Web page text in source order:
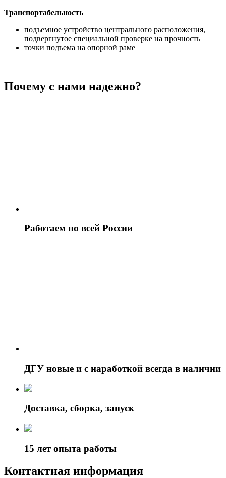
Транспортабельность
подъемное устройство центрального расположения,
подвергнутое специальной проверке на прочность
точки подъема на опорной раме
Почему с нами надежно?
Работаем по всей России
ДГУ новые и с наработкой всегда в наличии
Доставка, сборка, запуск
15 лет опыта работы
Контактная информация